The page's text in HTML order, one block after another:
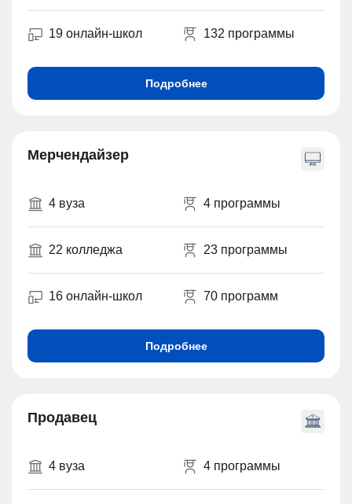
19 онлайн-школ 132 программы
Подробнее
Мерчендайзер
4 вуза 4 программы
22 колледжа 23 программы
16 онлайн-школ 70 программ
Подробнее
Продавец
4 вуза 4 программы